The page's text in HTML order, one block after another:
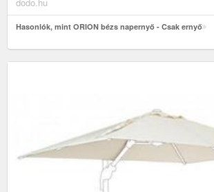
Hasonlók, mint ORION bézs napernyő - Csak ernyő